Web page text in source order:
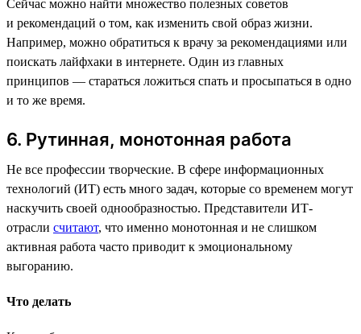
Сейчас можно найти множество полезных советов
и рекомендаций о том, как изменить свой образ жизни.
Например, можно обратиться к врачу за рекомендациями или
поискать лайфхаки в интернете. Один из главных
принципов — стараться ложиться спать и просыпаться в одно
и то же время.
6. Рутинная, монотонная работа
Не все профессии творческие. В сфере информационных
технологий (ИТ) есть много задач, которые со временем могут
наскучить своей однообразностью. Представители ИТ-
отрасли считают, что именно монотонная и не слишком
активная работа часто приводит к эмоциональному
выгоранию.
Что делать